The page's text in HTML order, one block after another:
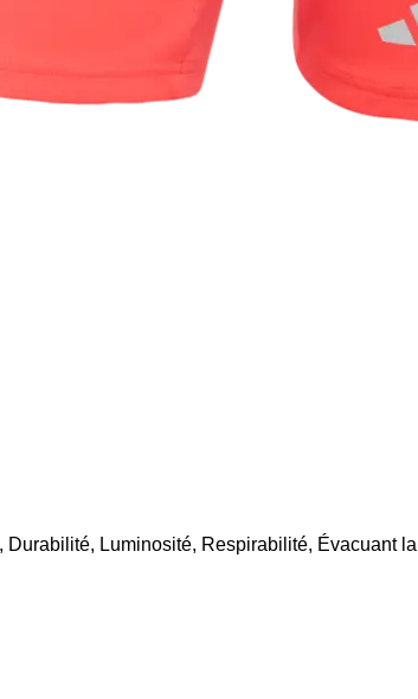
Luminosité, Respirabilité, Évacuant la